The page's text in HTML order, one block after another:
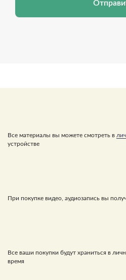
Все материалы вы можете смотреть в
устройстве
При покупке видео, аудиозапись вы
Все ваши покупки будут храниться в
время